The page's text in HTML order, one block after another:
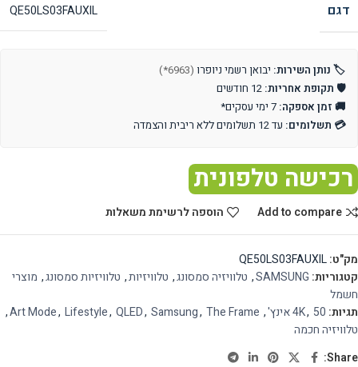
דגם QE50LS03FAUXIL
🏷️ נותן השירות: יבואן רשמי ניופרו (6963*)
🛡️ תקופת אחריות:
🚚 זמן אספקה:
💳 תשלומים: עד 12 תשלומים ללא ריבית והצמדה
רכישה טלפונית
Add to compare הוספה לרשימת משאלות
מק"ט:QE50LS03FAUXIL
קטגוריות: SAMSUNG
, טלוויזיה סמסונג, טלוויזיות, טלוויזיות סמסונג, מוצרי
חשמל
תגיות:
4K, 50 אינץ' ,
Art Mode, Lifestyle, QLED, Samsung, The Frame
,
טלוויזיה חכמה
Share: